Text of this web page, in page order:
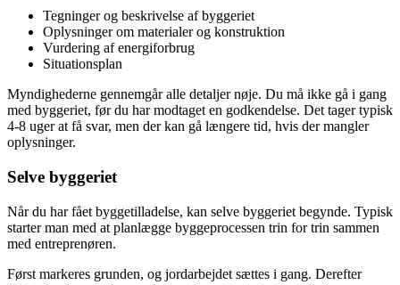
Tegninger og beskrivelse af byggeriet
Oplysninger om materialer og konstruktion
Vurdering af energiforbrug
Situationsplan
Myndighederne gennemgår alle detaljer nøje. Du må ikke gå i gang
med byggeriet, før du har modtaget en godkendelse. Det tager typisk
4-8 uger at få svar, men der kan gå længere tid, hvis der mangler
oplysninger.
Selve byggeriet
Når du har fået byggetilladelse, kan selve byggeriet begynde. Typisk
starter man med at planlægge byggeprocessen trin for trin sammen
med entreprenøren.
Først markeres grunden, og jordarbejdet sættes i gang. Derefter